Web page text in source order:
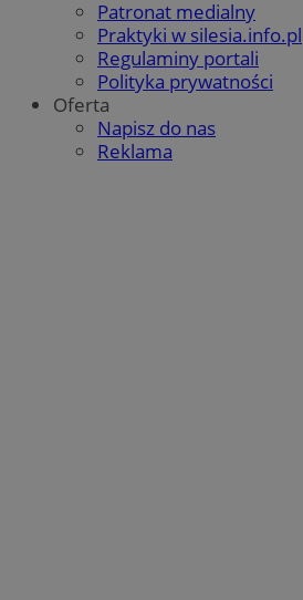
Patronat medialny
Praktyki w silesia.info.pl
Regulaminy portali
Polityka prywatności
Oferta
Napisz do nas
Reklama